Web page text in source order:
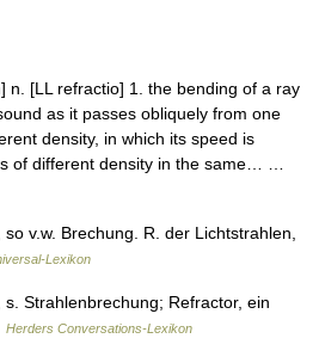
n. [LL refractio] 1. the bending of a ray
as it passes obliquely from one
density, in which its speed is
of different density in the same… …
v.w. Brechung. R. der Lichtstrahlen,
Lexikon
Strahlenbrechung; Refractor, ein
Herders Conversations-Lexikon